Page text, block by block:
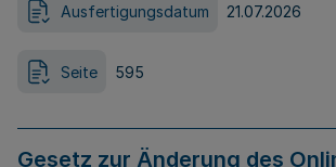
Ausfertigungsdatum 21.07.2026
Seite 595
Gesetz zur Änderung des